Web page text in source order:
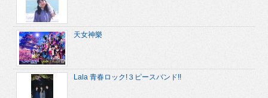
天女神樂
Lala 青春ロック!３ピースバンド!!